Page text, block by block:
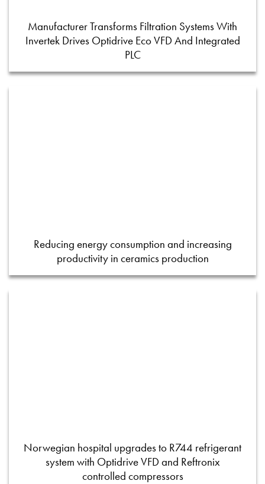
Manufacturer Transforms Filtration Systems With
Invertek Drives Optidrive Eco VFD And Integrated
PLC
Reducing energy consumption and increasing
productivity in ceramics production
Norwegian hospital upgrades to R744 refrigerant
system with Optidrive VFD and Reftronix
controlled compressors